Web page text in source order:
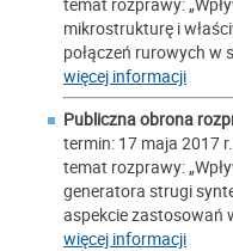
mikrostrukturę i
połączeń rurowych w
więcej informacji
Publiczna obrona
termin: 17 maja 2017
temat rozprawy:
generatora strugi
aspekcie zastosowań
więcej informacji